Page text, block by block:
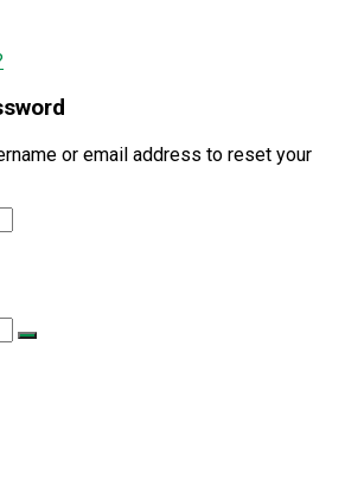
or email address to reset your